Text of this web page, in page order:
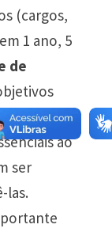
(cargos,
1 ano, 5
de
ao
ser
las.